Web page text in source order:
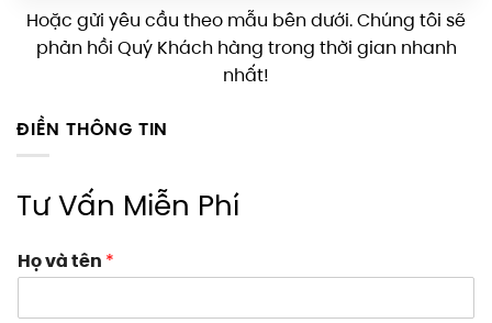
Hoặc gửi yêu cầu theo mẫu bên dưới. Chúng tôi sẽ
phản hồi Quý Khách hàng trong thời gian nhanh
nhất!
ĐIỀN THÔNG TIN
Tư Vấn Miễn Phí
Họ và tên *